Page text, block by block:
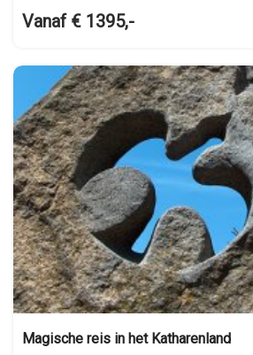
Vanaf € 1395,-
Magische reis in het Katharenland